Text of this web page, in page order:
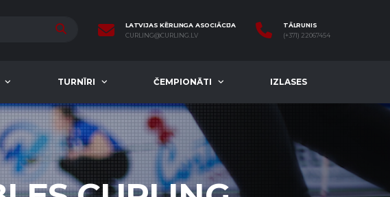
LATVIJAS KĒRLINGA ASOCIĀCIJA
CURLING@CURLING.LV
TĀLRUNIS
(+371) 22067454
TURNĪRI ČEMPIONĀTI IZLASES